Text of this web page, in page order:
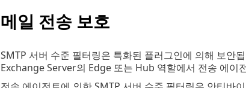
메일 전송 보호
SMTP 서버 수준 필터링은 특화된 플러그인에 의해 보
Exchange Server의 Edge 또는 Hub 역할에서 전송 에이